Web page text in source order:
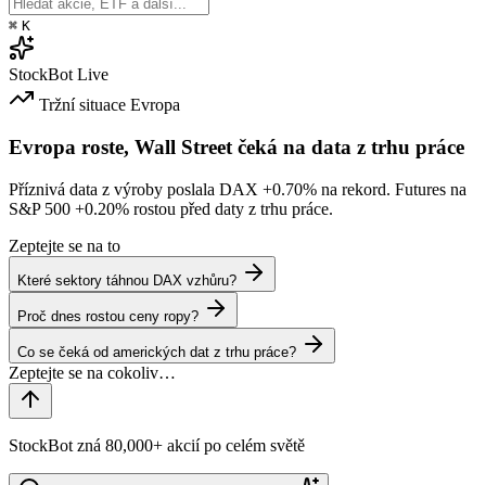
⌘ K
StockBot Live
Tržní situace Evropa
Evropa roste, Wall Street čeká na data z trhu práce
Příznivá data z výroby poslala DAX +0.70% na rekord. Futures na
S&P 500 +0.20% rostou před daty z trhu práce.
Zeptejte se na to
Které sektory táhnou DAX vzhůru?
Proč dnes rostou ceny ropy?
Co se čeká od amerických dat z trhu práce?
StockBot zná 80,000+ akcií po celém světě